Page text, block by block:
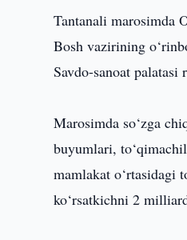
Tantanali marosimda
Bosh vazirining
Savdo-sanoat
Marosimda so‘zga
buyumlari,
mamlakat o‘rtasidagi
ko‘rsatkichni 2